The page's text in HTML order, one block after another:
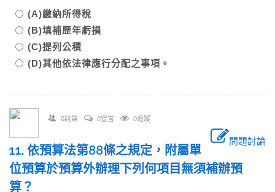
(A)繳納所得稅
(B)填補歷年虧損
(C)提列公積
(D)其他依法律應行分配之事項。
0討論 0留言 0追蹤
問題討論
11. 依預算法第88條之規定，附屬單
位預算於預算外辦理下列何項目無須補辦預
算？